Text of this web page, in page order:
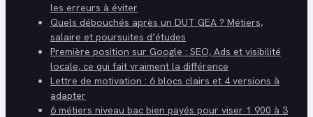
les erreurs à éviter
Quels débouchés après un DUT GEA ? Métiers,
salaire et poursuites d’études
Première position sur Google : SEO, Ads et visibilité
locale, ce qui fait vraiment la différence
Lettre de motivation : 6 blocs clairs et 4 versions à
adapter
6 métiers niveau bac bien payés pour viser 1 900 à 3